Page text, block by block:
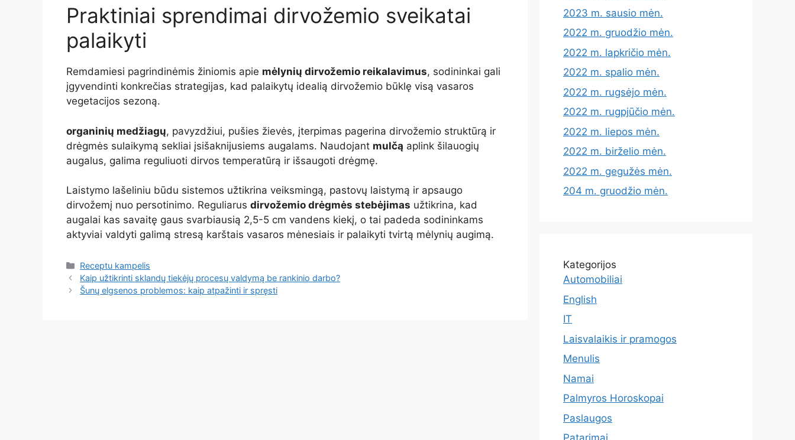
Praktiniai sprendimai dirvožemio sveikatai
palaikyti
Remdamiesi pagrindinėmis žiniomis apie mėlynių dirvožemio reikalavimus, sodininkai gali
įgyvendinti konkrečias strategijas, kad palaikytų idealią dirvožemio būklę visą vasaros
vegetacijos sezoną.
organinių medžiagų, pavyzdžiui, pušies žievės, įterpimas pagerina dirvožemio struktūrą ir
drėgmės sulaikymą sekliai įsišaknijusiems augalams. Naudojant mulčą aplink šilauogių
augalus, galima reguliuoti dirvos temperatūrą ir išsaugoti drėgmę.
Laistymo lašeliniu būdu sistemos užtikrina veiksmingą, pastovų laistymą ir apsaugo
dirvožemį nuo persotinimo. Reguliarus dirvožemio drėgmės stebėjimas užtikrina, kad
augalai kas savaitę gaus svarbiausią 2,5-5 cm vandens kiekį, o tai padeda sodininkams
aktyviai valdyti galimą stresą karštais vasaros mėnesiais ir palaikyti tvirtą mėlynių augimą.
Kategorijos
Receptu kampelis
Kaip užtikrinti sklandų tiekėjų procesų valdymą be rankinio darbo?
Šunų elgsenos problemos: kaip atpažinti ir spręsti
2023 m. sausio mėn.
2022 m. gruodžio mėn.
2022 m. lapkričio mėn.
2022 m. spalio mėn.
2022 m. rugsėjo mėn.
2022 m. rugpjūčio mėn.
2022 m. liepos mėn.
2022 m. birželio mėn.
2022 m. gegužės mėn.
204 m. gruodžio mėn.
Kategorijos
Automobiliai
English
IT
Laisvalaikis ir pramogos
Menulis
Namai
Palmyros Horoskopai
Paslaugos